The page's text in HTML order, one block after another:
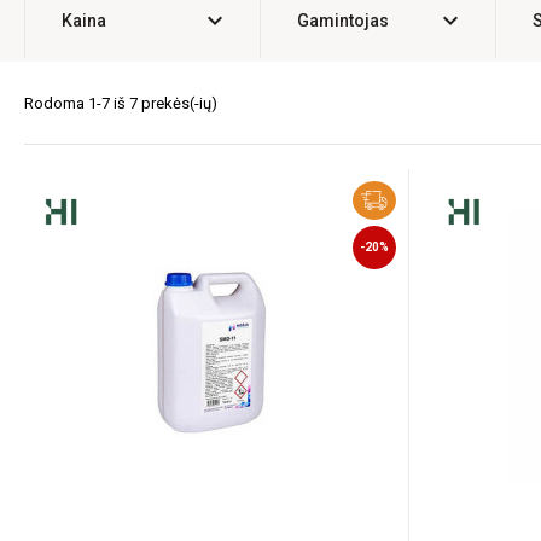
Kaina expand_more Gamintojas expand_more
Rodoma 1-7 iš 7 prekės(-ių)
-20%